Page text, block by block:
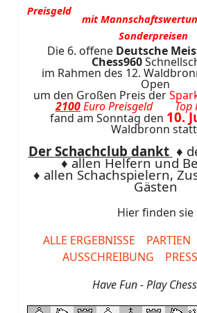
Preisgeld
mitMannschafts
Sonderpreisen
Die 6. offene Deutsche
Chess960
im Rahmen des 12.
Open
um den Großen Preis der
2100Euro Preisgeld Top
fand am Sonntag den 10.
Waldbronn
Der Schachclub dankt ♦
♦ allen Helfern und
♦ allen Schachspielern,
Gästen
Hier finden sie
ALLE ERGEBNISSE
PARTIEN
AUSSCHREIBUNG
Have Fun - Play